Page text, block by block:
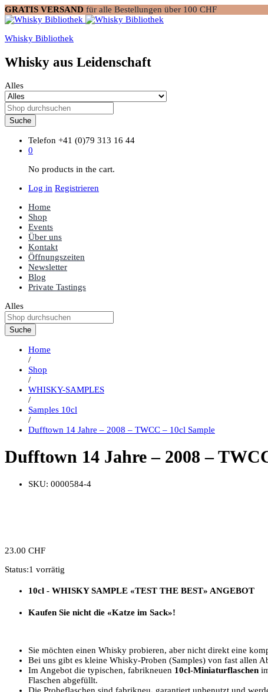
GRATIS VERSAND für alle Bestellungen über 100 CHF
Whisky Bibliothek
Whisky aus Leidenschaft
Alles
Suche
Telefon +41 (0)79 313 16 44
0
No products in the cart.
Log in Registrieren
Home
Shop
Events
Über uns
Kontakt
Öffnungszeiten
Newsletter
Blog
Private Tastings
Alles
Suche
Home
/
Shop
/
WHISKY-SAMPLES
/
Samples 10cl
/
Dufftown 14 Jahre – 2008 – TWCC – 10cl Sample
Dufftown 14 Jahre – 2008 –
SKU: 0000584-4
23.00 CHF
Status:1 vorrätig
10cl - WHISKY SAMPLE «TEST THE BEST» ANGEBOT
Kaufen Sie nicht die «Katze im Sack»!
Sie möchten einen Whisky probieren, aber nicht direkt eine
Bei uns gibt es kleine Whisky-Proben (Samples) von fast allen
Im Angebot die typischen, fabrikneuen 10cl-Miniaturflaschen
Flaschen abgefüllt.